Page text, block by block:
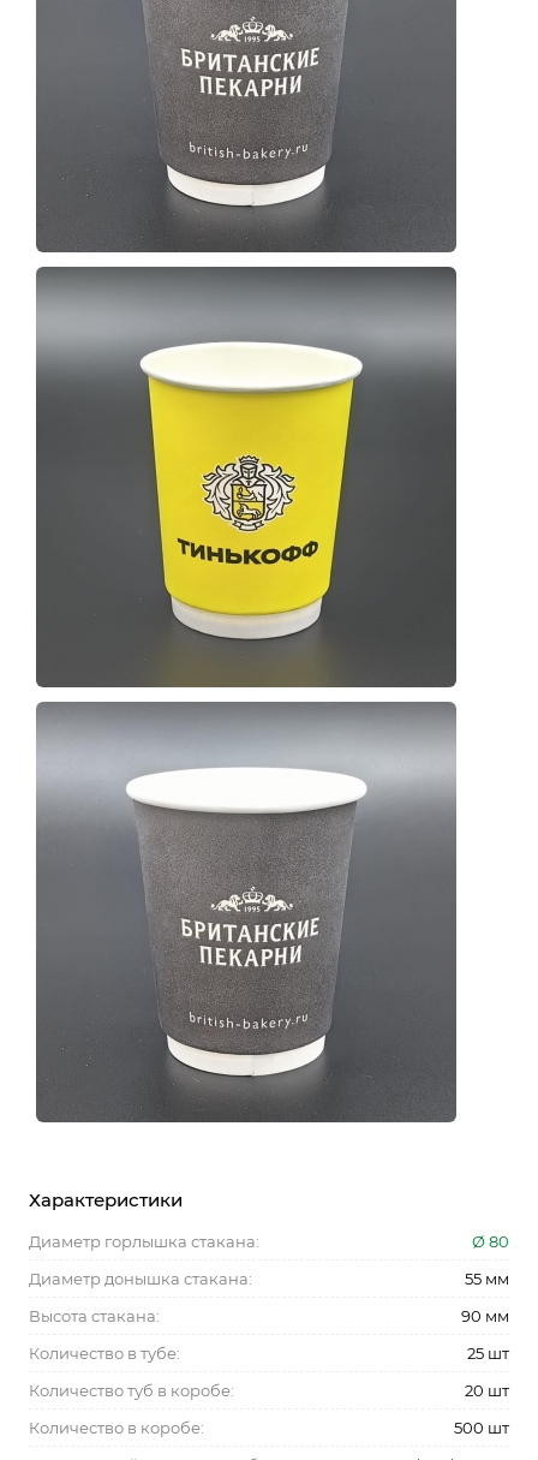
Характеристики
Диаметр горлышка стакана:
Ø 80
Диаметр донышка стакана:
55 мм
Высота стакана:
90 мм
Количество в тубе:
25 шт
Количество туб в коробе:
20 шт
Количество в коробе:
500 шт